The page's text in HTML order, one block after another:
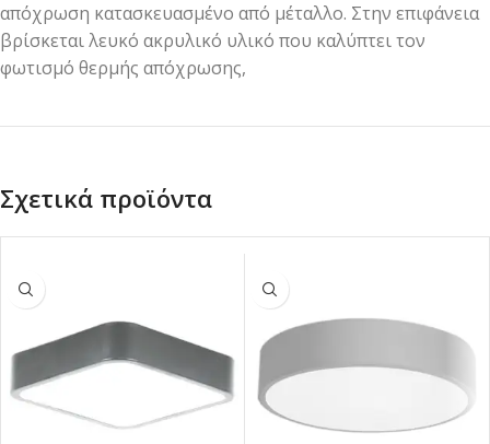
απόχρωση κατασκευασμένο από μέταλλο. Στην επιφάνεια
βρίσκεται λευκό ακρυλικό υλικό που καλύπτει τον
φωτισμό θερμής απόχρωσης,
Σχετικά προϊόντα